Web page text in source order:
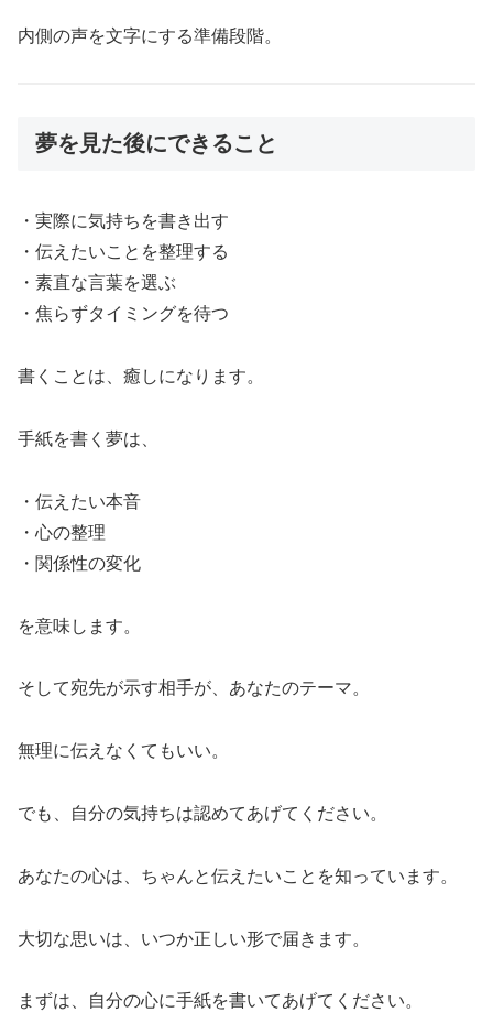
内側の声を文字にする準備段階。
夢を見た後にできること
・実際に気持ちを書き出す
・伝えたいことを整理する
・素直な言葉を選ぶ
・焦らずタイミングを待つ
書くことは、癒しになります。
手紙を書く夢は、
・伝えたい本音
・心の整理
・関係性の変化
を意味します。
そして宛先が示す相手が、あなたのテーマ。
無理に伝えなくてもいい。
でも、自分の気持ちは認めてあげてください。
あなたの心は、ちゃんと伝えたいことを知っています。
大切な思いは、いつか正しい形で届きます。
まずは、自分の心に手紙を書いてあげてください。